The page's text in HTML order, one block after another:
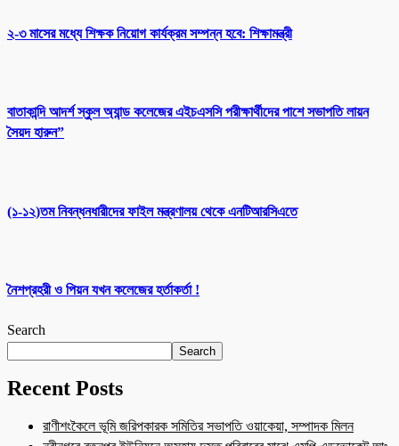
২-৩ মাসের মধ্যে শিক্ষক নিয়োগ কার্যক্রম সম্পন্ন হবে: শিক্ষামন্ত্রী
বাতাকান্দি আদর্শ স্কুল অ্যান্ড কলেজের এইচএসসি পরীক্ষার্থীদের পাশে সভাপতি লায়ন
সৈয়দ হারুন”
(১-১২)তম নিবন্ধনধারীদের ফাইল মন্ত্রণালয় থেকে এনটিআরসিএতে
নৈশপ্রহরী ও পিয়ন যখন কলেজের হর্তাকর্তা !
Search
Search
Recent Posts
রাণীশংকৈলে ভূমি জরিপকারক সমিতির সভাপতি ওয়াকেয়া, সম্পাদক মিলন